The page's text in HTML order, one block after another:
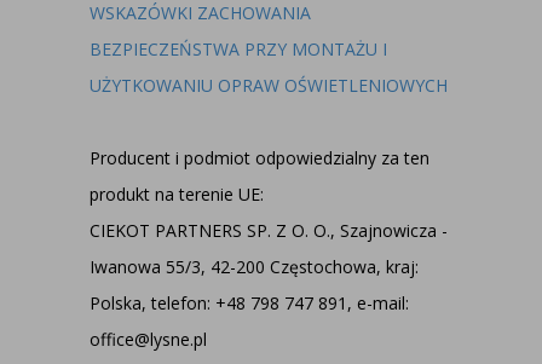
WSKAZÓWKI ZACHOWANIA
BEZPIECZEŃSTWA PRZY MONTAŻU I
UŻYTKOWANIU OPRAW OŚWIETLENIOWYCH
Producent i podmiot odpowiedzialny za ten
produkt na terenie UE:
CIEKOT PARTNERS SP. Z O. O., Szajnowicza -
Iwanowa 55/3, 42-200 Częstochowa, kraj:
Polska, telefon: +48 798 747 891, e-mail:
office@lysne.pl